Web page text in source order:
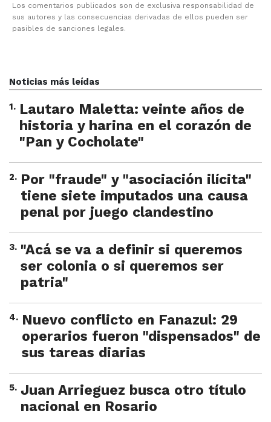
Los comentarios publicados son de exclusiva responsabilidad de
sus autores y las consecuencias derivadas de ellos pueden ser
pasibles de sanciones legales.
Noticias más leídas
1. Lautaro Maletta: veinte años de
historia y harina en el corazón de
"Pan y Cocholate"
2. Por "fraude" y "asociación ilícita"
tiene siete imputados una causa
penal por juego clandestino
3. "Acá se va a definir si queremos
ser colonia o si queremos ser
patria"
4. Nuevo conflicto en Fanazul: 29
operarios fueron "dispensados" de
sus tareas diarias
5. Juan Arrieguez busca otro título
nacional en Rosario